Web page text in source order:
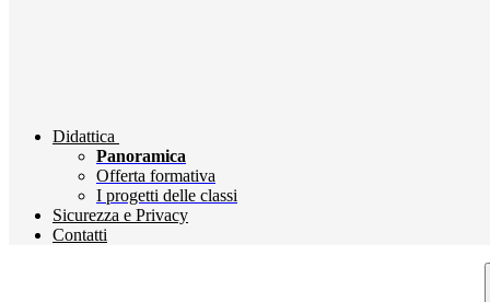
Didattica
Panoramica
Offerta formativa
I progetti delle classi
Sicurezza e Privacy
Contatti